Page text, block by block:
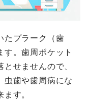
たプラーク（歯
。歯周ポケット
せませんので、
虫歯や歯周病にな
す。